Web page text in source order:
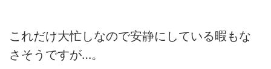
これだけ大忙しなので安静にしている暇もな
さそうですが…。